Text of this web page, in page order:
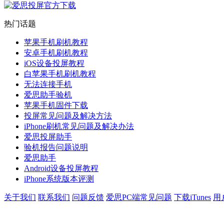
热门话题
苹果手机刷机教程
安卓手机刷机教程
iOS设备投屏教程
白苹果手机刷机教程
无法连接手机
爱思助手验机
苹果手机固件下载
投屏常见问题及解决方法
iPhone刷机常见问题及解决办法
爱思投屏助手
验机报告问题说明
爱思助手
Android设备投屏教程
iPhone系统版本评测
关于我们 联系我们 问题反馈 爱思PC端常见问题 下载iTunes 用